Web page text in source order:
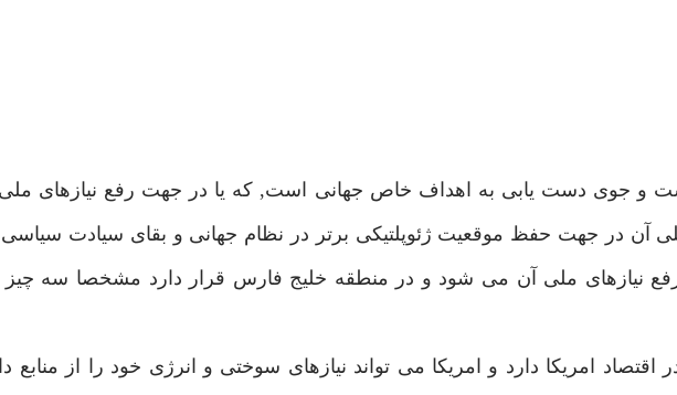
و جوى دست يابى به اهداف خاص جهانى است, كه يا در جهت رفع نيازهاى ملى
آن در جهت حفظ موقعيت ژئوپلتيكى برتر در نظام جهانى و بقاى سيادت
نيازهاى ملى آن مى شود و در منطقه خليج فارس قرار دارد مشخصا سه
امريكا دارد و امريكا مى تواند نيازهاى سوختى و انرژى خود را از منابع